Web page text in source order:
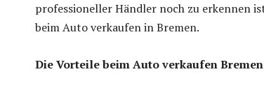
professioneller Händler noch zu erkennen
beim Auto verkaufen in Bremen.
Die Vorteile beim Auto verkaufen